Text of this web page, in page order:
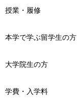
授業・履修
本学で学ぶ留学生の方
大学院生の方
学費・入学料